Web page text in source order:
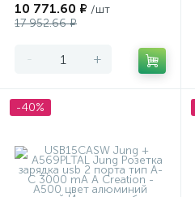
10 771.60 ₽ /шт
17 952.66 ₽
- +
-40%